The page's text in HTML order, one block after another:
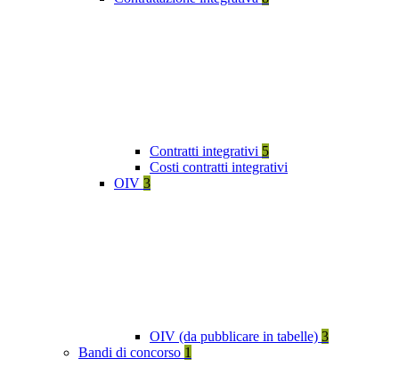
Contratti integrativi 5
Costi contratti integrativi
OIV 3
OIV (da pubblicare in tabelle) 3
Bandi di concorso 1